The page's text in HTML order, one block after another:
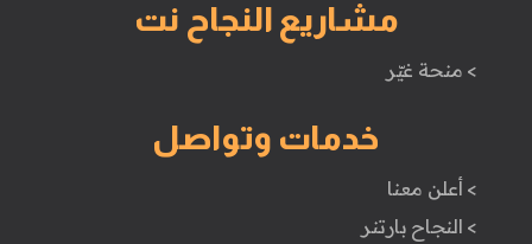
مشاريع النجاح نت
> منحة غيّر
خدمات وتواصل
> أعلن معنا
> النجاح بارتنر